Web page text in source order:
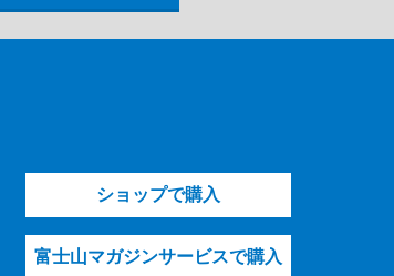
ショップで購入
富士山マガジンサービスで購入